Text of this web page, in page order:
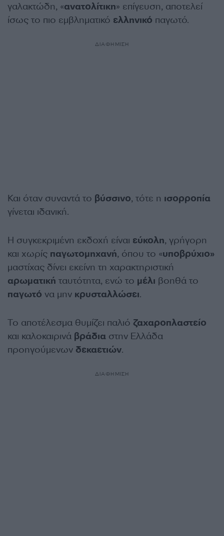
γαλακτώδη, «ανατολίτικη» επίγευση, αποτελεί
ίσως το πιο εμβληματικό ελληνικό παγωτό.
ΔΙΑΦΗΜΙΣΗ
Και όταν συναντά το βύσσινο, τότε η ισορροπία
γίνεται ιδανική.
Η συγκεκριμένη εκδοχή είναι εύκολη, γρήγορη
και χωρίς παγωτομηχανή, όπου το «υποβρύχιο»
μαστίχας δίνει εκείνη τη χαρακτηριστική
αρωματική ταυτότητα, ενώ το μέλι βοηθά το
παγωτό να μην κρυσταλλώσει.
Το αποτέλεσμα θυμίζει παλιό ζαχαροπλαστείο
και καλοκαιρινά βράδια στην Ελλάδα
προηγούμενων δεκαετιών.
ΔΙΑΦΗΜΙΣΗ